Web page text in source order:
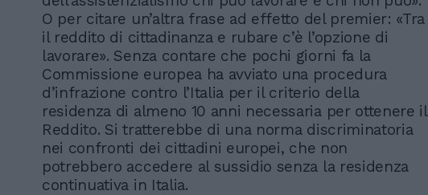
O per citare un’altra frase ad effetto del premier: «Tra
il reddito di cittadinanza e rubare c’è l’opzione di
lavorare». Senza contare che pochi giorni fa la
Commissione europea ha avviato una procedura
d’infrazione contro l’Italia per il criterio della
residenza di almeno 10 anni necessaria per ottenere il
Reddito. Si tratterebbe di una norma discriminatoria
nei confronti dei cittadini europei, che non
potrebbero accedere al sussidio senza la residenza
continuativa in Italia.